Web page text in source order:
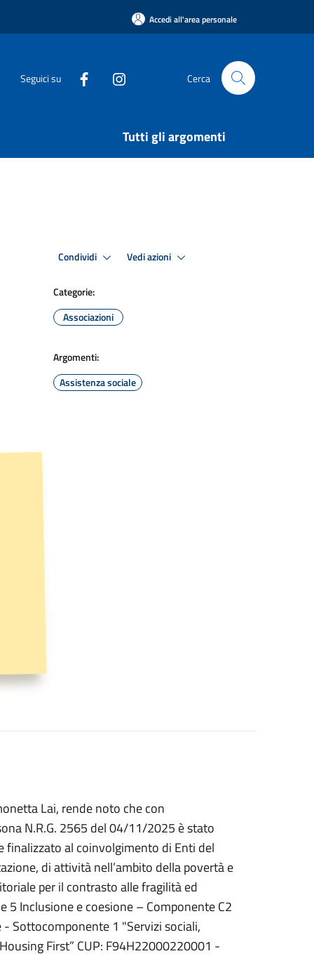
Accedi all'area personale
Seguici su Cerca
Tutti gli argomenti
Condividi Vedi azioni
Categorie:
Associazioni
Argomenti:
Assistenza sociale
Lai, rende noto che con
N.R.G. 2565 del 04/11/2025 è stato
finalizzato al coinvolgimento di Enti del
di attività nell’ambito della povertà e
per il contrasto alle fragilità ed
5 Inclusione e coesione – Componente C2
Sottocomponente 1 "Servizi sociali,
First” CUP: F94H22000220001 -